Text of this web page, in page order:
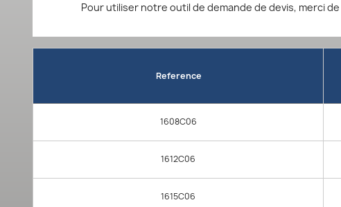
Pour utiliser notre outil de demande de devis, merci de
Reference
1608C06
1612C06
1615C06